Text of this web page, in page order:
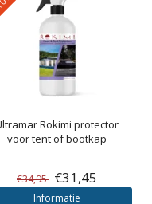
Rokimi protector
voor tent of bootkap
€34,95 €31,45
Informatie